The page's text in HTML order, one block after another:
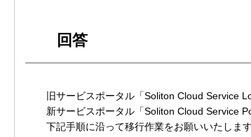
回答
旧サービスポータル「Soliton Cloud Service
新サービスポータル「Soliton Cloud Service
下記手順に沿って移行作業をお願いいたします